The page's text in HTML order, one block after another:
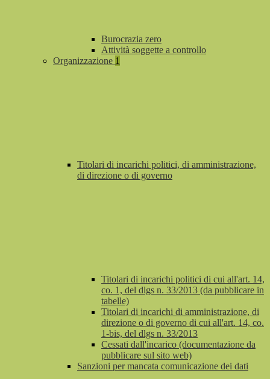
Burocrazia zero
Attività soggette a controllo
Organizzazione 1
Titolari di incarichi politici, di amministrazione,
di direzione o di governo
Titolari di incarichi politici di cui all'art. 14,
co. 1, del dlgs n. 33/2013 (da pubblicare in
tabelle)
Titolari di incarichi di amministrazione, di
direzione o di governo di cui all'art. 14, co.
1-bis, del dlgs n. 33/2013
Cessati dall'incarico (documentazione da
pubblicare sul sito web)
Sanzioni per mancata comunicazione dei dati